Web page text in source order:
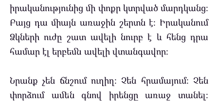
իրականությունից մի փոքր կտրված մարդկանց։
Բայց դա միայն առաջին շերտն է։ Իրականում
Ձկների ուժը շատ ավելի նուրբ է և հենց դրա
համար էլ երբեմն ավելի վտանգավոր։
Նրանք չեն ճնշում ուղիղ։ Չեն հրամայում։ Չեն
փորձում ամեն գնով իրենցը առաջ տանել։